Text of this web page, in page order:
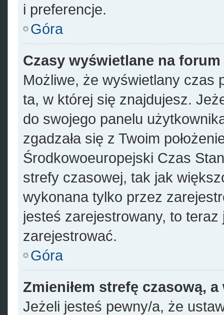
i preferencje.
Góra
Czasy wyświetlane na
Możliwe, że wyświetlany czas
ta, w której się znajdujesz.
do swojego panelu
zgadzała się z Twoim
Środkowoeuropejski Czas
strefy czasowej, tak jak
wykonana tylko przez
jesteś zarejestrowany, to
zarejestrować.
Góra
Zmieniłem strefę czasową,
Jeżeli jesteś pewny/a, że